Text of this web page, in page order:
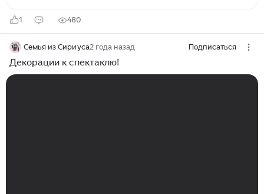
1 480
Семья из Сириуса2 года назад Подписаться
Декорации к спектаклю!